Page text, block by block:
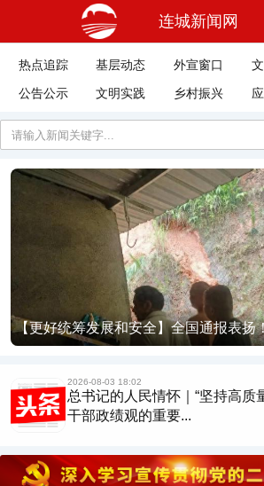
连城新闻网
热点追踪 基层动态 外宣窗口
公告公示
文明实践 乡村振兴
2026-08-04 10:17
习近平总书记今年以来治国理
2026-08-03 18:02
总书记的人民情怀｜“坚持高质
干部政绩观的重要...
记的三句话蕴含深...